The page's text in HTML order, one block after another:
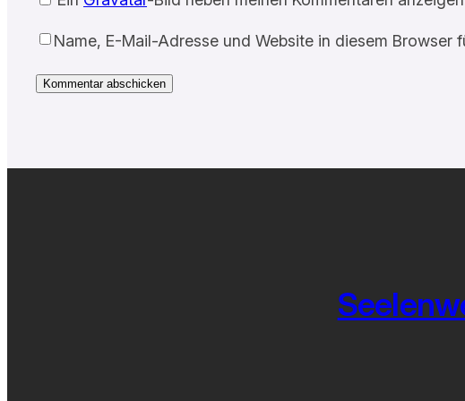
Name, E-Mail-Adresse und Website in diesem Browser